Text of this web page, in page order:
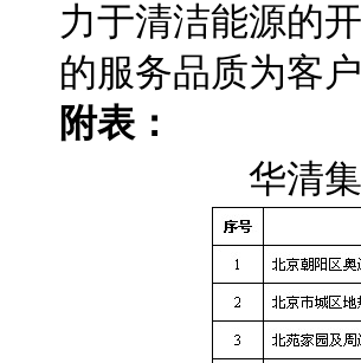
力于清洁能源的
的服务品质为客
附表：
华清